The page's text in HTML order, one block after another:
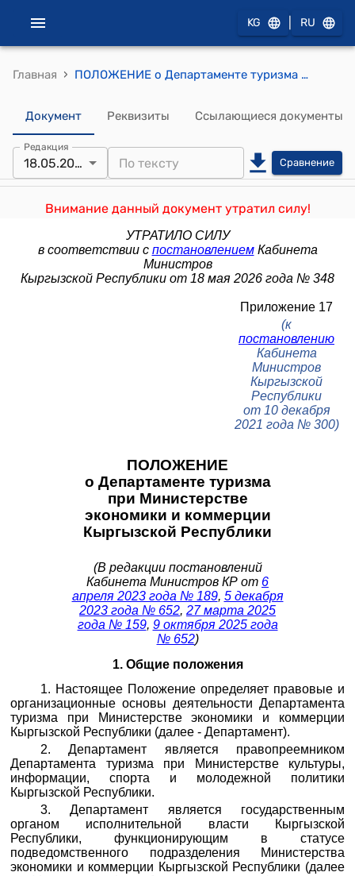
KG RU
Главная › ПОЛОЖЕНИЕ о Департаменте туризма при Министерстве экономики и коммерции Кыргызской Республики (к постановлению Кабинета Министров КР от 10 декабря 2021 года № 300)
Документ Реквизиты Ссылающиеся документы
Редакция
18.05.2026 Сравнение
Внимание данный документ утратил силу!